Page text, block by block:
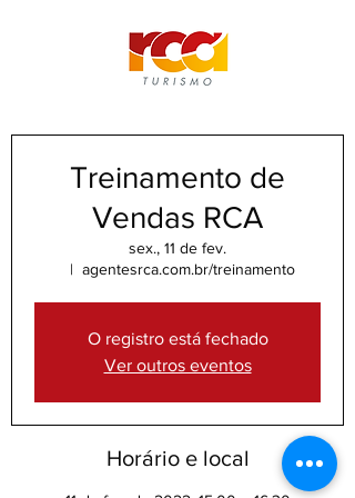
Treinamento de
Vendas RCA
sex., 11 de fev.
  |
agentesrca.com.br/treinamento
O registro está fechado
Ver outros eventos
Horário e local